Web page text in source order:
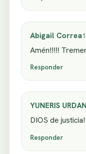
Abigail Correa
Amén!!!!!
Responder
YUNERIS
DIOS de justicia!
Responder